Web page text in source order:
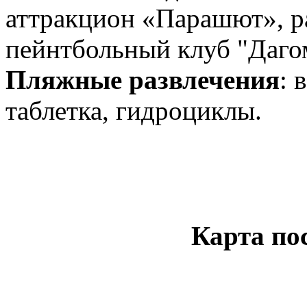
аттракцион «Парашют»,
пейнтбольный клуб
Пляжные развлечения:
таблетка, гидроциклы.
Карта